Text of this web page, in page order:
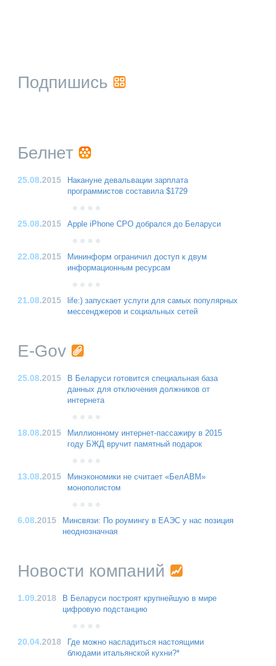
Подпишись
Белнет
25.08.2015
Накануне девальвации зарплата
программистов составила $1729
25.08.2015 Apple iPhone CPO добрался до Беларуси
22.08.2015
Мининформ ограничил доступ к двум
информационным ресурсам
21.08.2015
life:) запускает услуги для самых популярных
мессенджеров и социальных сетей
E-Gov
25.08.2015
В Беларуси готовится специальная база
данных для отключения должников от
интернета
18.08.2015
Миллионному интернет-пассажиру в 2015
году БЖД вручит памятный подарок
13.08.2015
Минэкономики не считает «БелАВМ»
монополистом
6.08.2015
Минсвязи: По роумингу в ЕАЭС у нас позиция
неоднозначная
Новости компаний
1.09.2018
В Беларуси построят крупнейшую в мире
цифровую подстанцию
20.04.2018
Где можно насладиться настоящими
блюдами итальянской кухни?*